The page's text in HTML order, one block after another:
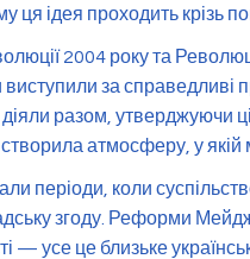
ця ідея проходить крізь
2004 року та
виступили за
разом, утверджуючи
атмосферу, у якій
періоди, коли
згоду. Реформи
— усе це близьке